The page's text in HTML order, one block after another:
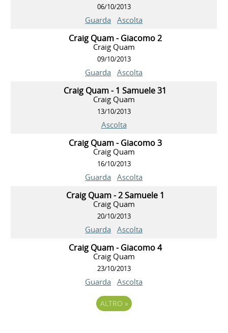
06/10/2013
Guarda Ascolta
Craig Quam - Giacomo 2
Craig Quam
09/10/2013
Guarda Ascolta
Craig Quam - 1 Samuele 31
Craig Quam
13/10/2013
Ascolta
Craig Quam - Giacomo 3
Craig Quam
16/10/2013
Guarda Ascolta
Craig Quam - 2 Samuele 1
Craig Quam
20/10/2013
Guarda Ascolta
Craig Quam - Giacomo 4
Craig Quam
23/10/2013
Guarda Ascolta
ALTRO »